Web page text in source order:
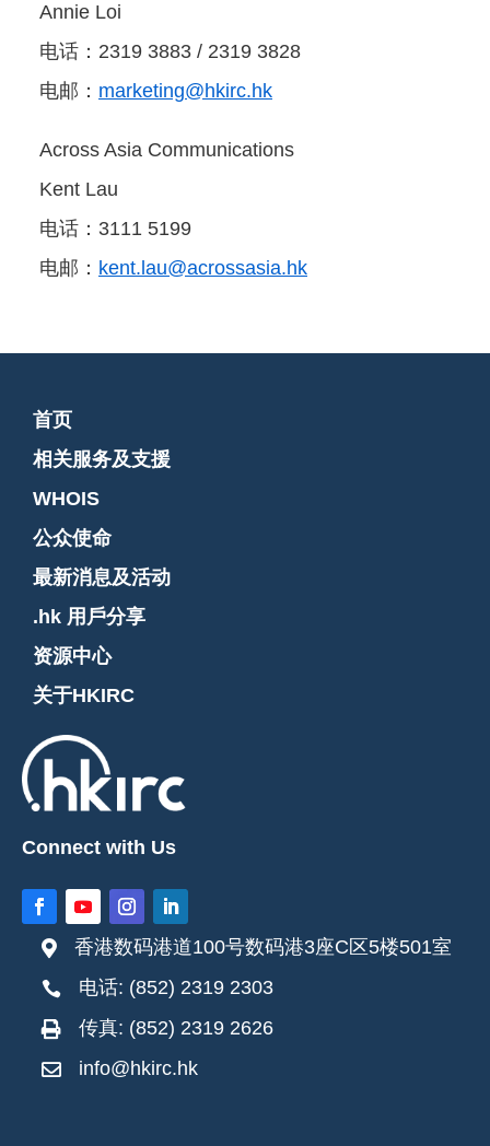
Annie Loi
电话：2319 3883 / 2319 3828
电邮： marketing@hkirc.hk
Across Asia Communications
Kent Lau
电话：3111 5199
电邮： kent.lau@acrossasia.hk
首页
相关服务及支援
WHOIS
公众使命
最新消息及活动
.hk 用戶分享
资源中心
关于HKIRC
Connect with Us
 香港数码港道100号数码港3座C区5楼501室
 电话: (852) 2319 2303
 传真: (852) 2319 2626
 info@hkirc.hk